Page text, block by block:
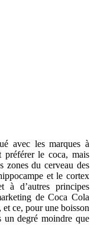
avec les marques à
préférer le coca, mais
zones du cerveau des
et le cortex
à d’autres principes
de Coca Cola
ce, pour une boisson
un degré moindre que